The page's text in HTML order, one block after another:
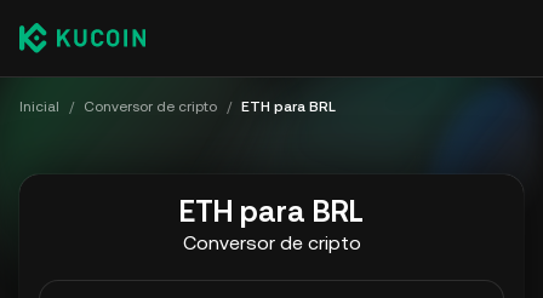
Inicial / Conversor de cripto / ETH para BRL
ETH para BRL
Conversor de cripto